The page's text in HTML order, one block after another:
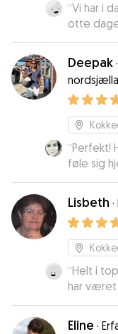
“Vi har i
otte
lille hund,
det rigtig
andre
Vi vil
Freja”
Deepak ·
“Perfekt!
føle sig
Lisbeth ·
“Helt i
har været
👍 tak for
Eline ·